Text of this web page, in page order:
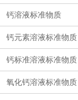
钙溶液标准物质
钙元素溶液标准物质
钙标准溶液标准物质
氧化钙溶液标准物质